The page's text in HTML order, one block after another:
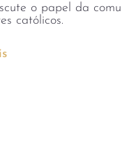
o papel da
católicos.